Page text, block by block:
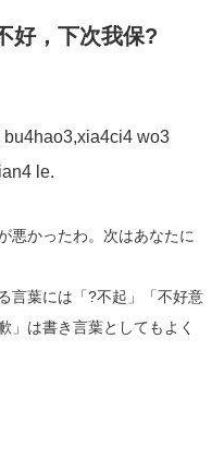
好，下次我保?
wo3
le.
悪かったわ。次はあなたに
言葉には「?不起」「不好意
」は書き言葉としてもよく